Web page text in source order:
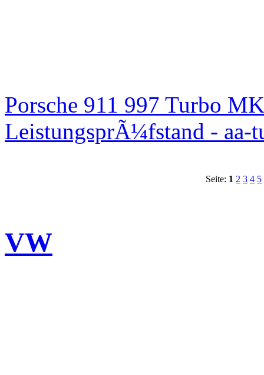
Porsche 911 997 Turbo
LeistungsprÃ¼fstand - aa-
Seite: 1 2 3 4 5
VW